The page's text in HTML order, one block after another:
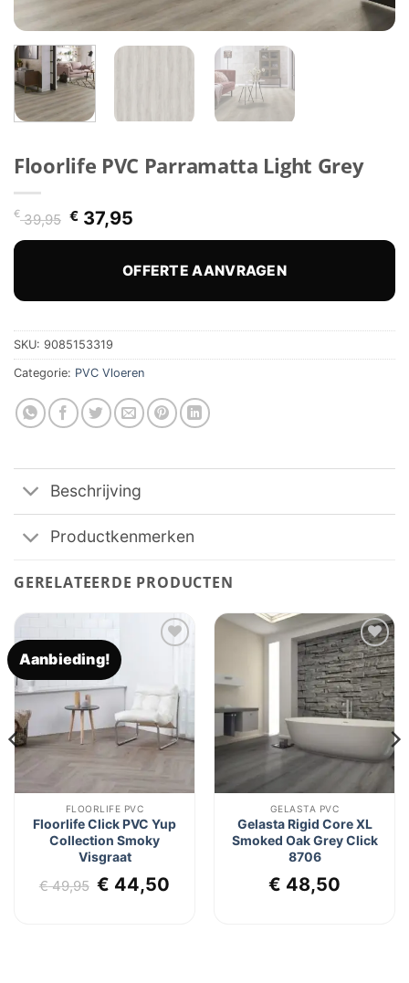
Floorlife PVC Parramatta Light Grey
€39,95 Oorspronkelijke
prijs
€ 39,95.
€37,95Huidige
prijs
€ 37,95.
OFFERTE AANVRAGEN
SKU: 9085153319
Categorie: PVC Vloeren
Beschrijving
Productkenmerken
GERELATEERDE PRODUCTEN
Aanbieding!
verlanglijst
FLOORLIFE PVC
Floorlife Click PVC Yup
Collection Smoky
Visgraat
€49,95 Oorspronkelijke
€ 44,50
Toevoegen
aan
verlanglijst
GELASTA PVC
Gelasta Rigid Core XL
Smoked Oak Grey Click
8706
€ 48,50